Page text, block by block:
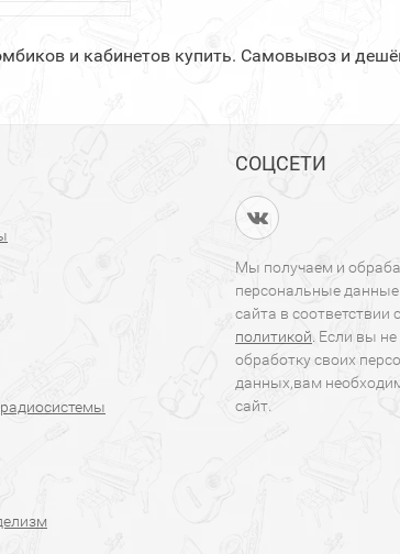
и кабинетов купить. Самовывоз и
СОЦСЕТИ
Мы получаем и
персональные
сайта в соответствии с
политикой . Если вы
обработку своих
данных,вам
сайт.